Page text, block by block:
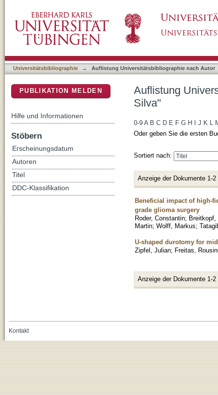
Universitätsbibliographie → Auflistung Universitätsbibliographie nach Autor
Auflistung
Silva"
0-9 A B C D E F G H J K L
Oder geben Sie die ersten
Sortiert nach:
Anzeige der Dokumente 1-2
Beneficial impact of high-
grade glioma surgery
Roder, Constantin; Breitkopf,
Martin; Wolff, Markus;
U-shaped durotomy for
Zipfel, Julian; Freitas,
Anzeige der Dokumente 1-2
PUBLIKATION MELDEN
Hilfe und Informationen
Stöbern
Erscheinungsdatum
Autoren
Titel
DDC-Klassifikation
Kontakt